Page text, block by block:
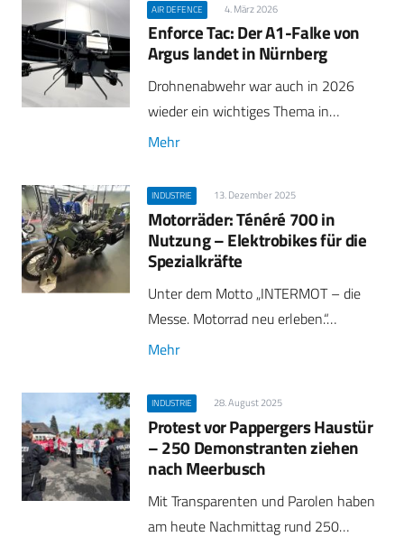
AIR DEFENCE 4. März 2026
Enforce Tac: Der A1-Falke von
Argus landet in Nürnberg
Drohnenabwehr war auch in 2026
wieder ein wichtiges Thema in…
Mehr
INDUSTRIE 13. Dezember 2025
Motorräder: Ténéré 700 in
Nutzung – Elektrobikes für die
Spezialkräfte
Unter dem Motto „INTERMOT – die
Messe. Motorrad neu erleben.“…
Mehr
INDUSTRIE 28. August 2025
Protest vor Pappergers Haustür
– 250 Demonstranten ziehen
nach Meerbusch
Mit Transparenten und Parolen haben
am heute Nachmittag rund 250…